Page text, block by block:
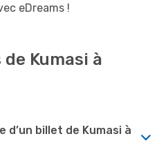
eDreams !
de Kumasi à
d’un billet de Kumasi à